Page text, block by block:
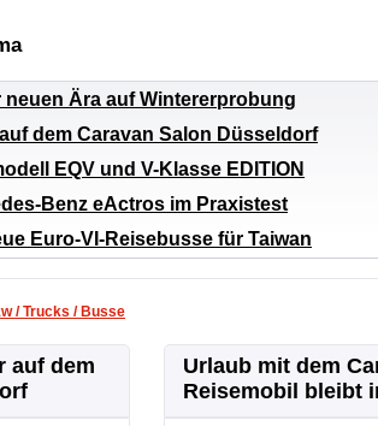
neuen Ära auf Wintererprobung
dem Caravan Salon Düsseldorf
EQV und V-Klasse EDITION
Benz eActros im Praxistest
Euro-VI-Reisebusse für Taiwan
/ Trucks / Busse
auf dem
Urlaub mit dem
Reisemobil bleibt